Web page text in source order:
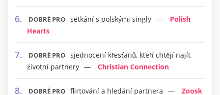
DOBRÉ PRO setkání s polskými singly
Polish
Hearts
DOBRÉ PRO sjednocení křesťanů, kteří chtějí najít
životní partnery
Christian Connection
DOBRÉ PRO flirtování a hledání partnera Zoosk